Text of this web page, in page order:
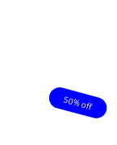
50% off